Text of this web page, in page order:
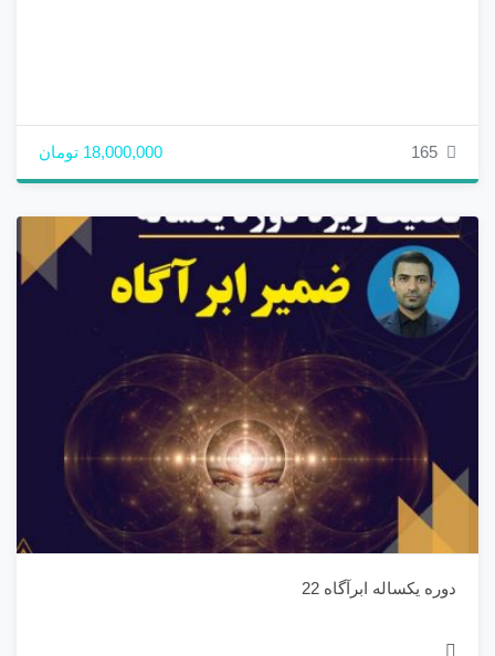
165 18,000,000 تومان
دوره یکساله ابرآگاه 22